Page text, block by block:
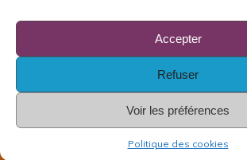
Accepter
Refuser
Voir les préférences
Politique des cookies
Copyright ©2026 les-singes.fr